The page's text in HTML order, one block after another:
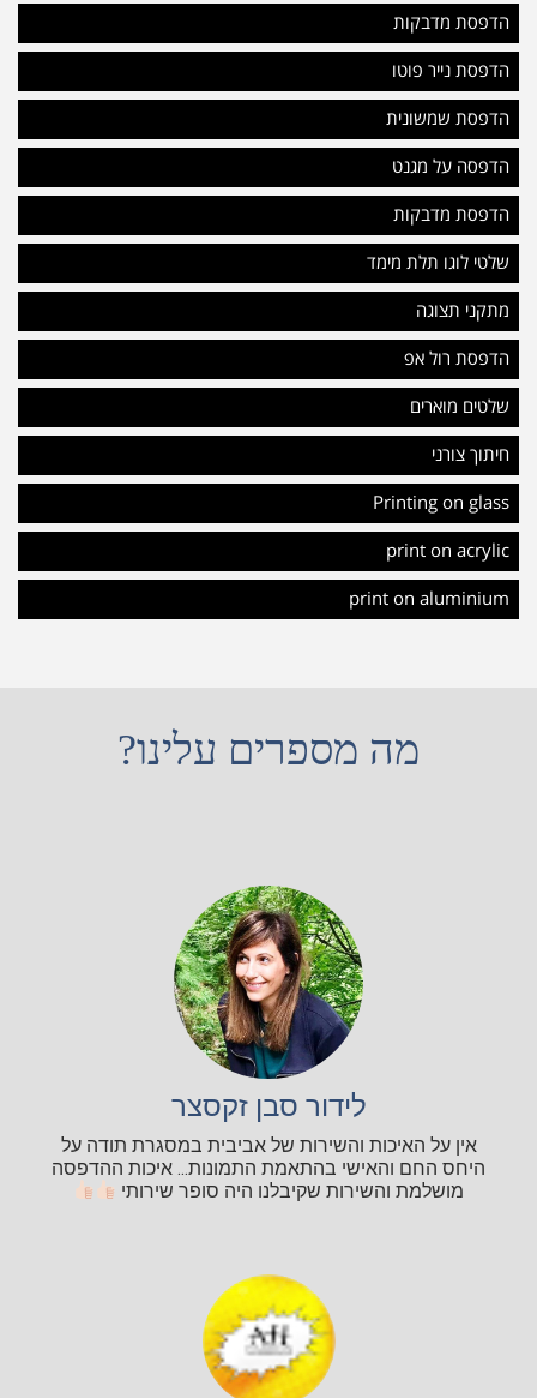
הדפסת מדבקות
הדפסת נייר פוטו
הדפסת שמשונית
הדפסה על מגנט
הדפסת מדבקות
שלטי לוגו תלת מימד
מתקני תצוגה
הדפסת רול אפ
שלטים מוארים
חיתוך צורני
Printing on glass
print on acrylic
print on aluminium
מה מספרים עלינו?
לידור סבן זקסצר
אין על האיכות והשירות של אביבית במסגרת תודה על
היחס החם והאישי בהתאמת התמונות... איכות ההדפסה
מושלמת והשירות שקיבלנו היה סופר שירותי